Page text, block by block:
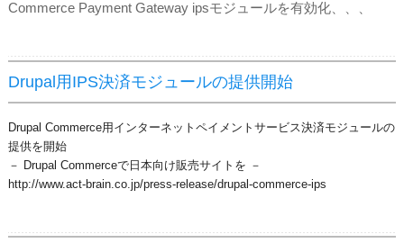
Commerce Payment Gateway ipsモジュールを有効化、、、
Drupal用IPS決済モジュールの提供開始
Drupal Commerce用インターネットペイメントサービス決済モジュールの
提供を開始
－ Drupal Commerceで日本向け販売サイトを －
http://www.act-brain.co.jp/press-release/drupal-commerce-ips